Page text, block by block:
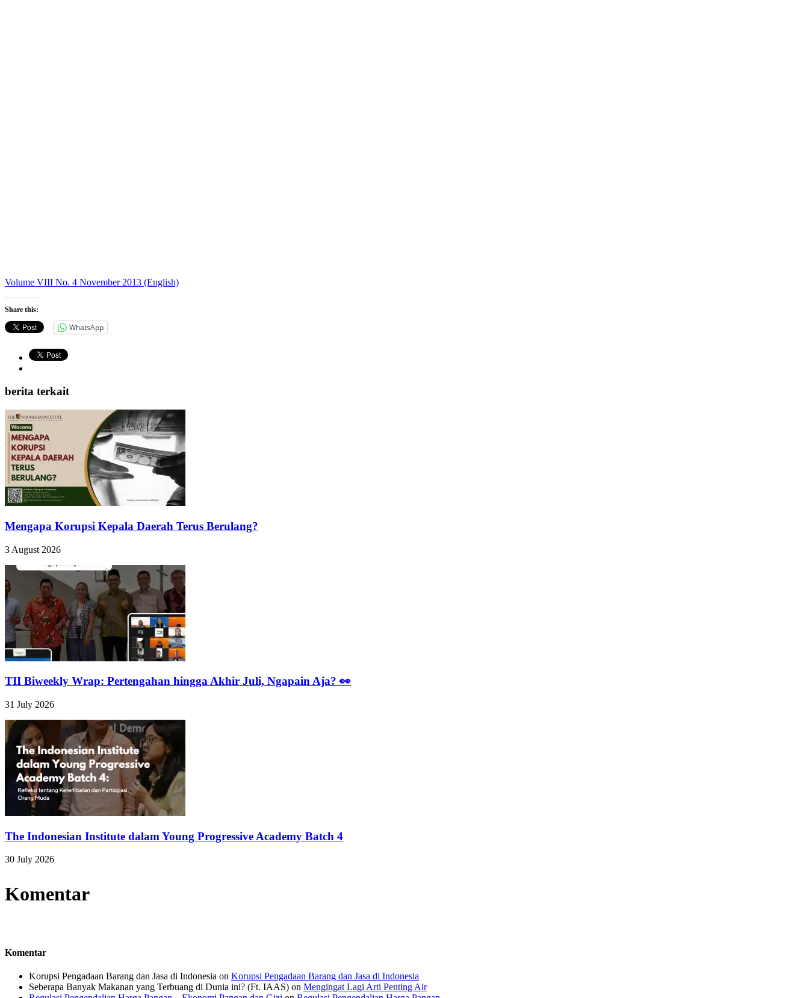
Volume VIII No. 4 November 2013 (English)
Share this:
WhatsApp
berita terkait
Mengapa Korupsi Kepala Daerah Terus Berulang?
3 August 2026
TII Biweekly Wrap: Pertengahan hingga Akhir Juli, Ngapain Aja? 👀
31 July 2026
The Indonesian Institute dalam Young Progressive Academy Batch 4
30 July 2026
Komentar
Komentar
Korupsi Pengadaan Barang dan Jasa di Indonesia on Korupsi Pengadaan Barang dan Jasa di Indonesia
Seberapa Banyak Makanan yang Terbuang di Dunia ini? (Ft. IAAS) on Mengingat Lagi Arti Penting Air